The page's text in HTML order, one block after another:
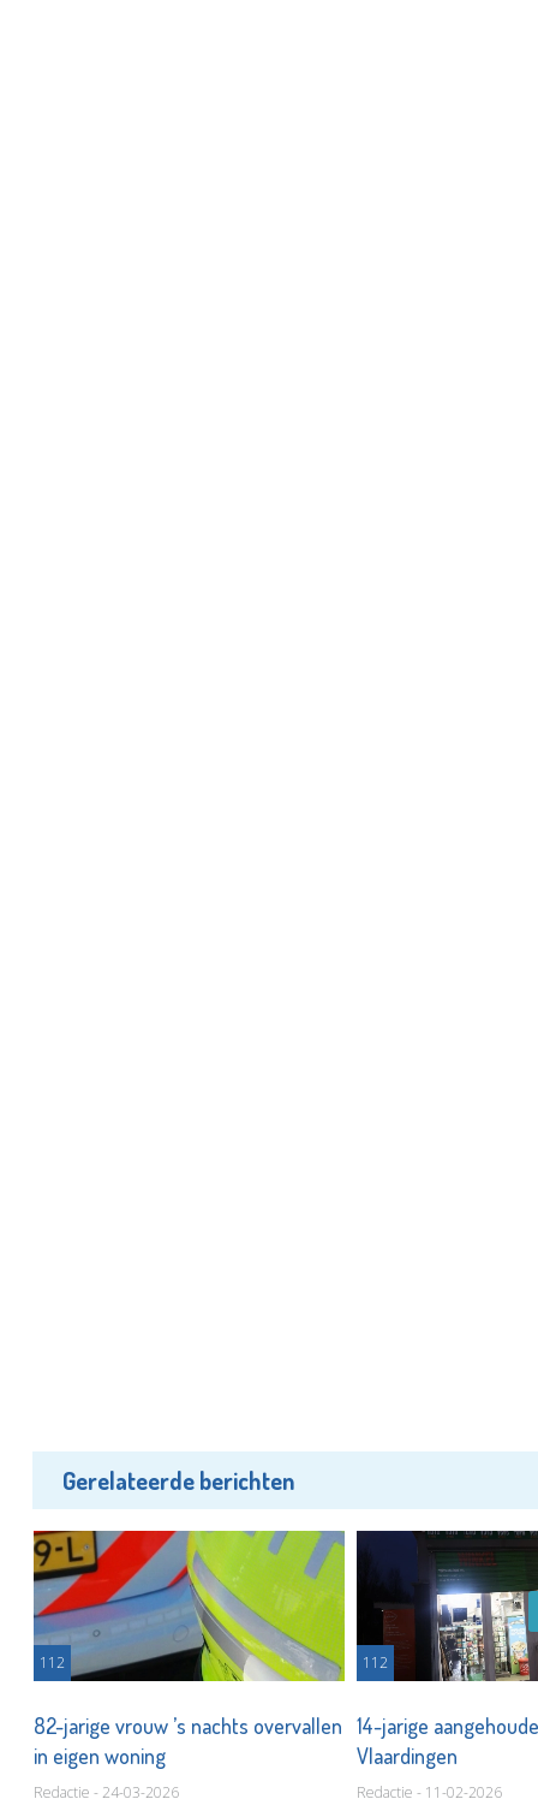
Gerelateerde berichten
112
82-jarige vrouw ’s nachts overvallen
in eigen woning
Redactie - 24-03-2026
112
14-jarige
Vlaardingen
Redactie - 11-02-2026